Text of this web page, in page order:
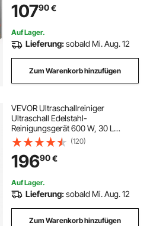
Ultraschallreinigungsgerät Brille
Schmuck Reinigung
10790€
Auf Lager.
Lieferung:sobald Mi. Aug. 12
Zum Warenkorb hinzufügen
VEVOR Ultraschallreiniger
Ultraschall Edelstahl-
Reinigungsgerät 600 W, 30 L
Ultraschallreinigungsgerät mit
digitaler Anzeige 0-30 Min,
Reinigung Ultraschall für Schmuck,
Brillen, Uhren usw.
(120)
19690€
Auf Lager.
Lieferung:sobald Mi. Aug. 12
Zum Warenkorb hinzufügen